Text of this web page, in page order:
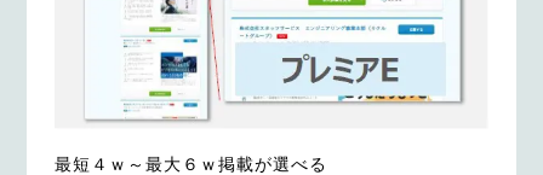
最短４ｗ～最大６ｗ掲載が選べる